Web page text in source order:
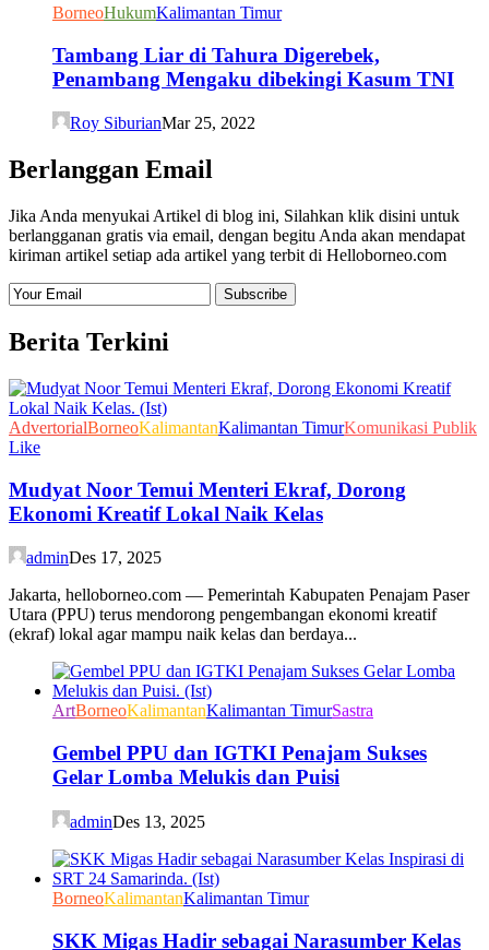
BorneoHukumKalimantan Timur
Tambang Liar di Tahura Digerebek,
Penambang Mengaku dibekingi Kasum TNI
Roy SiburianMar 25, 2022
Berlanggan Email
Jika Anda menyukai Artikel di blog ini, Silahkan klik disini untuk
berlangganan gratis via email, dengan begitu Anda akan mendapat
kiriman artikel setiap ada artikel yang terbit di Helloborneo.com
Berita Terkini
AdvertorialBorneoKalimantanKalimantan TimurKomunikasi Publik
Like
Mudyat Noor Temui Menteri Ekraf, Dorong
Ekonomi Kreatif Lokal Naik Kelas
adminDes 17, 2025
Jakarta, helloborneo.com — Pemerintah Kabupaten Penajam Paser
Utara (PPU) terus mendorong pengembangan ekonomi kreatif
(ekraf) lokal agar mampu naik kelas dan berdaya...
ArtBorneoKalimantanKalimantan TimurSastra
Gembel PPU dan IGTKI Penajam Sukses
Gelar Lomba Melukis dan Puisi
adminDes 13, 2025
BorneoKalimantanKalimantan Timur
SKK Migas Hadir sebagai Narasumber Kelas